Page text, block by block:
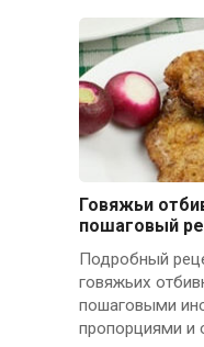
Говяжьи
пошаговый
Подробный
говяжьих
пошаговыми
пропорциями и